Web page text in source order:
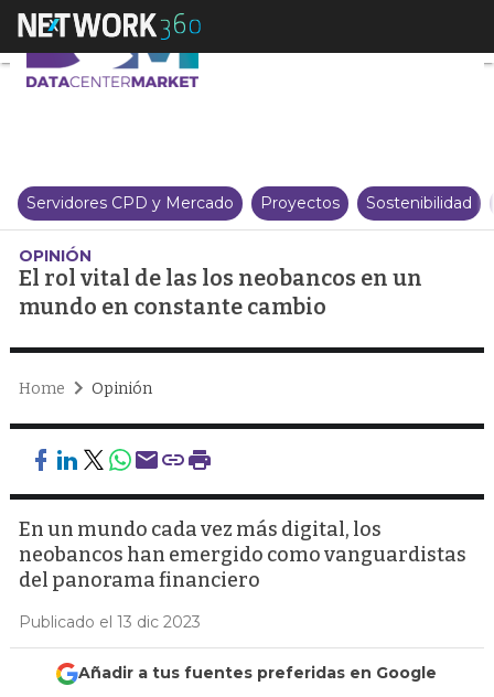
El rol vital de las los
Servidores CPD y Mercado Proyectos Sostenibilidad
OPINIÓN
El rol vital de las los neobancos en un
mundo en constante cambio
Home Opinión
En un mundo cada vez más digital, los
neobancos han emergido como vanguardistas
del panorama financiero
Publicado el 13 dic 2023
Añadir a tus fuentes preferidas en Google